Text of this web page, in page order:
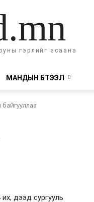
гэрлийг асаана
МАНДЫН БҮТЭЭЛ
дээд сургууль